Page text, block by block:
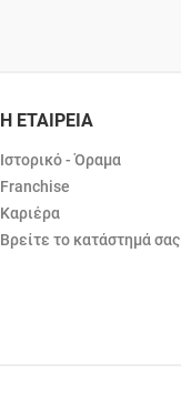
Η ΕΤΑΙΡΕΙΑ
Ιστορικό - Όραμα
Franchise
Καριέρα
Βρείτε το κατάστημά σας